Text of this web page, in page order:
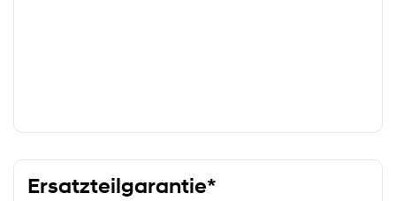
Ersatzteilgarantie*